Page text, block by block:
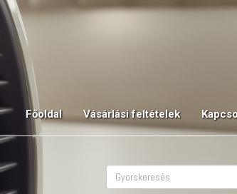
Főoldal Vásárlási feltételek